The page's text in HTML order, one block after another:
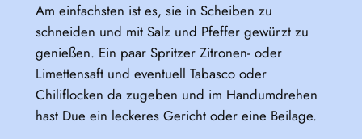
Am einfachsten ist es, sie in Scheiben zu
schneiden und mit Salz und Pfeffer gewürzt zu
genießen. Ein paar Spritzer Zitronen- oder
Limettensaft und eventuell Tabasco oder
Chiliflocken da zugeben und im Handumdrehen
hast Due ein leckeres Gericht oder eine Beilage.